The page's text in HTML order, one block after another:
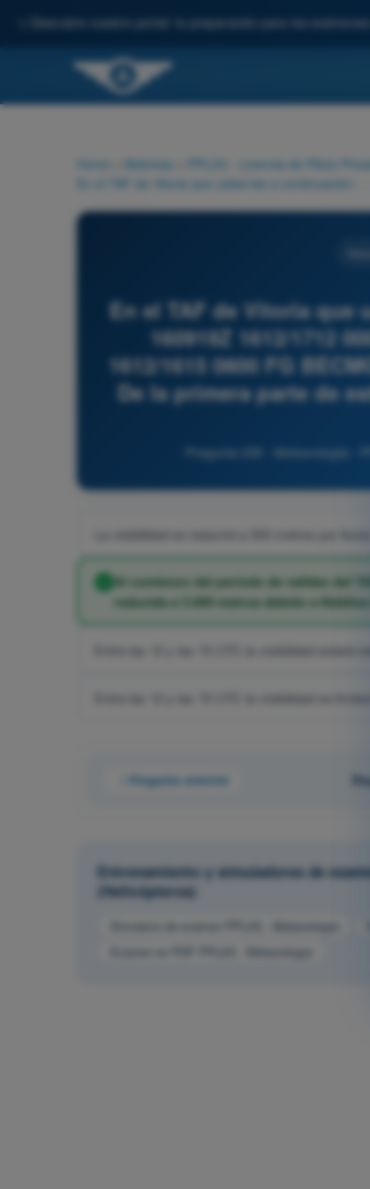
Descubre nuestro portal: tu preparación para los
Home Materias PPL(H) - Licencia de Piloto
En el TAF de Vitoria que
160919Z 1612/1712
1612/1615 0800 FG
De la primera parte de
Pregunta 236 - Meteorología
La visibilidad se reducirá a 300 metros por lluvia
Al comienzo del periodo de validez del
reducida a 3.000 metros debido a Neblina
Entre las 12 y las 15 UTC la visibilidad estará
Entre las 12 y las 15 UTC la visibilidad se
Pregunta anterior
Entrenamiento y simuladores de
(Helicópteros)